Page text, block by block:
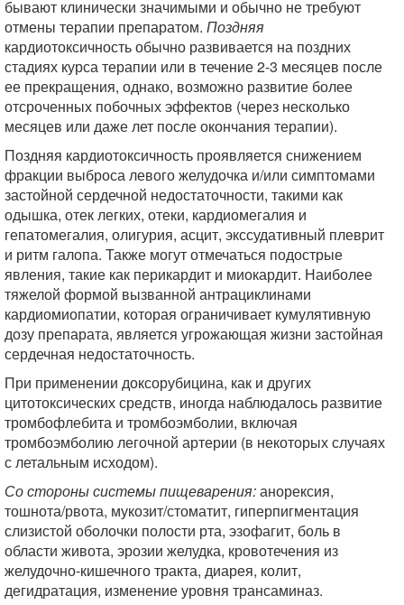
бывают клинически значимыми и обычно не требуют
отмены терапии препаратом. Поздняя
кардиотоксичность обычно развивается на поздних
стадиях курса терапии или в течение 2-3 месяцев после
ее прекращения, однако, возможно развитие более
отсроченных побочных эффектов (через несколько
месяцев или даже лет после окончания терапии).
Поздняя кардиотоксичность проявляется снижением
фракции выброса левого желудочка и/или симптомами
застойной сердечной недостаточности, такими как
одышка, отек легких, отеки, кардиомегалия и
гепатомегалия, олигурия, асцит, экссудативный плеврит
и ритм галопа. Также могут отмечаться подострые
явления, такие как перикардит и миокардит. Наиболее
тяжелой формой вызванной антрациклинами
кардиомиопатии, которая ограничивает кумулятивную
дозу препарата, является угрожающая жизни застойная
сердечная недостаточность.
При применении доксорубицина, как и других
цитотоксических средств, иногда наблюдалось развитие
тромбофлебита и тромбоэмболии, включая
тромбоэмболию легочной артерии (в некоторых случаях
с летальным исходом).
Со стороны системы пищеварения:анорексия,
тошнота/рвота, мукозит/стоматит, гиперпигментация
слизистой оболочки полости рта, эзофагит, боль в
области живота, эрозии желудка, кровотечения из
желудочно-кишечного тракта, диарея, колит,
дегидратация, изменение уровня трансаминаз.